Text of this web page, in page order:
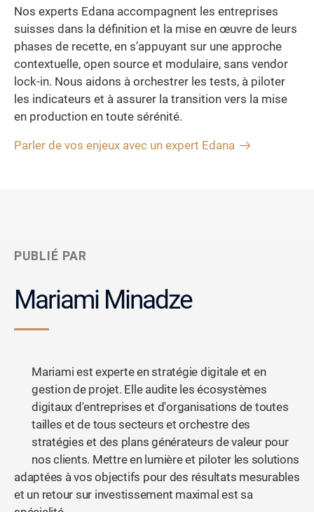
Nos experts Edana accompagnent les entreprises
suisses dans la définition et la mise en œuvre de leurs
phases de recette, en s’appuyant sur une approche
contextuelle, open source et modulaire, sans vendor
lock-in. Nous aidons à orchestrer les tests, à piloter
les indicateurs et à assurer la transition vers la mise
en production en toute sérénité.
Parler de vos enjeux avec un expert Edana
PUBLIÉ PAR
Mariami Minadze
Mariami est experte en stratégie digitale et en
gestion de projet. Elle audite les écosystèmes
digitaux d'entreprises et d'organisations de toutes
tailles et de tous secteurs et orchestre des
stratégies et des plans générateurs de valeur pour
nos clients. Mettre en lumière et piloter les solutions
adaptées à vos objectifs pour des résultats mesurables
et un retour sur investissement maximal est sa